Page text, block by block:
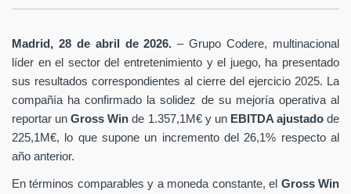
Madrid, 28 de abril de 2026. – Grupo Codere, multinacional
líder en el sector del entretenimiento y el juego, ha presentado
sus resultados correspondientes al cierre del ejercicio 2025. La
compañía ha confirmado la solidez de su mejoría operativa al
reportar unGross Winde 1.357,1M€ y un EBITDA ajustadode
225,1M€, lo que supone un incremento del 26,1% respecto al
año anterior.
En términos comparables y a moneda constante, el Gross Win